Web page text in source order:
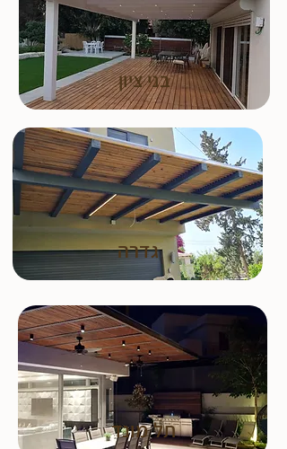
בני ציון
גדרה
תל מונד